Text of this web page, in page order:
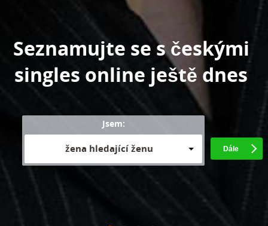
Seznamujte se s českými
singles online ještě dnes
Jsem:
žena hledající ženu Dále